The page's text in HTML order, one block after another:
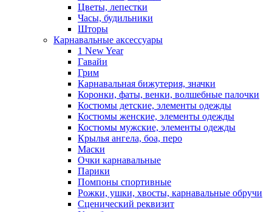
Цветы, лепестки
Часы, будильники
Шторы
Карнавальные аксессуары
1 New Year
Гавайи
Грим
Карнавальная бижутерия, значки
Коронки, фаты, венки, волшебные палочки
Костюмы детские, элементы одежды
Костюмы женские, элементы одежды
Костюмы мужские, элементы одежды
Крылья ангела, боа, перо
Маски
Очки карнавальные
Парики
Помпоны спортивные
Рожки, ушки, хвосты, карнавальные обручи
Сценический реквизит